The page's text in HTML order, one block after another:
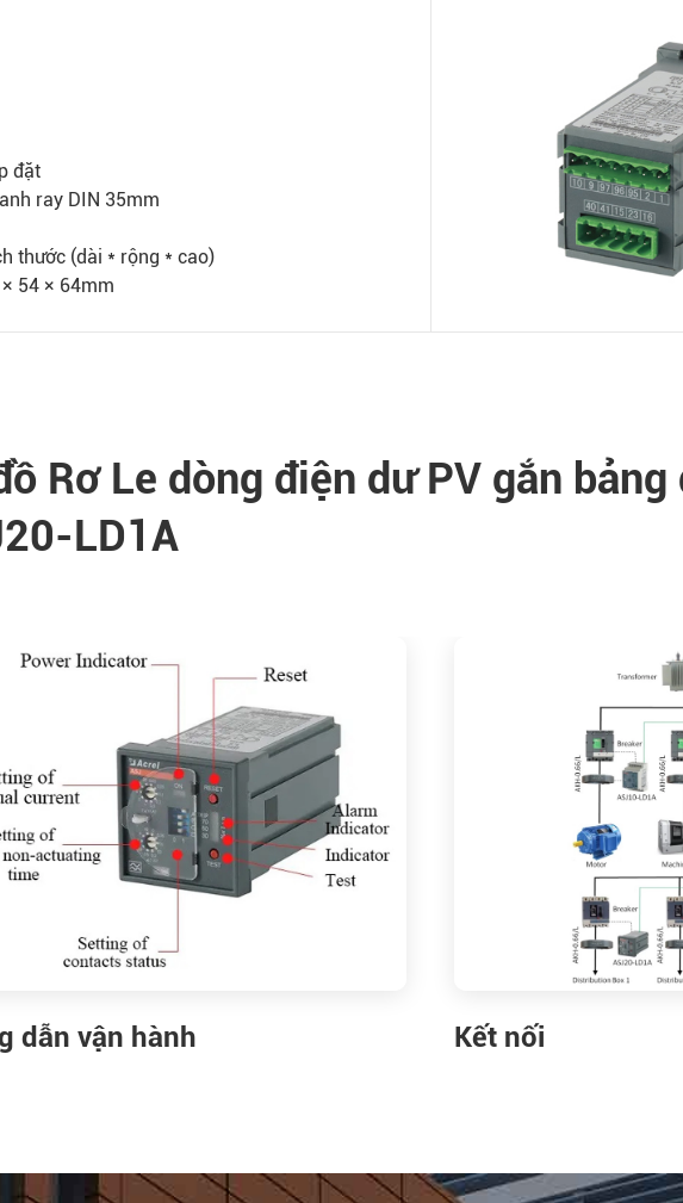
đặt
ray DIN 35mm
thước (dài * rộng * cao)
54 × 64mm
Rơ Le dòng điện dư PV gắn
LD1A
dẫn vận hành Kết nối